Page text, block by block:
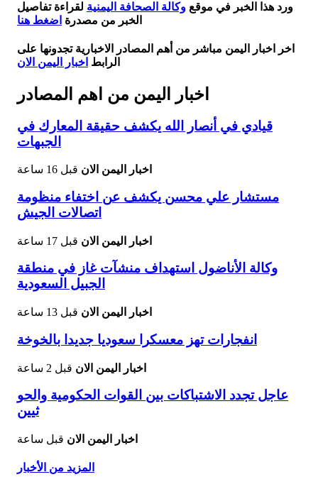
ورد هذا الخبر في موقع وكالة الصحافة اليمنية لقراءة تفاصيل
الخبر من مصدرة اضغط هنا
اخر اخبار اليمن مباشر من أهم المصادر الاخبارية تجدونها على
الرابط اخبار اليمن الان
اخبار اليمن من اهم المصادر
قيادي في أنصار الله يكشف حقيقة المعارك في
الجبهات
اخبار اليمن الان قبل 16 ساعة
مستشار علي محسن يكشف عن اختفاء منظومة
اتصالات الجيش
اخبار اليمن الان قبل 17 ساعة
وكالة الأناضول استهداف منشآت غاز في منطقة
الجبيل السعودية
اخبار اليمن الان قبل 13 ساعة
انفجارات تهز معسكرا سعوديا جديدا بالخوخة
اخبار اليمن الان قبل 2 ساعة
عاجل تجدد الاشتباكات بين القوات الحكومية والحو
ثيين
اخبار اليمن الان قبل ساعة
المزيد من الأخبار